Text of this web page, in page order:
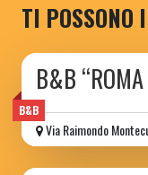
TI POSSONO
B&B
B&B “ROMA
Via Raimondo